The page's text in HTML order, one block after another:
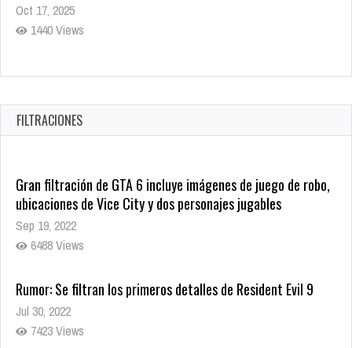
Oct 7, 2025
1762 Views
5 Películas de Terror Basadas en la Vida Real que te Helarán
Oct 22, 2025
1343 Views
FILTRACIONES
Gran filtración de GTA 6 incluye imágenes de juego de robo,
ubicaciones de Vice City y dos personajes jugables
Sep 19, 2022
6488 Views
Rumor: Se filtran los primeros detalles de Resident Evil 9
Jul 30, 2022
7423 Views